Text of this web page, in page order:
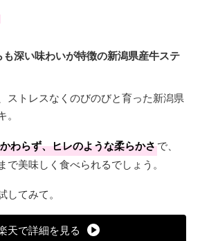
深い味わいが特徴の新潟県産牛ステ
ストレスなくのびのびと育った新潟県
わらず、ヒレのような柔らかさで、
美味しく食べられるでしょう。
てみて。
天で詳細を見る